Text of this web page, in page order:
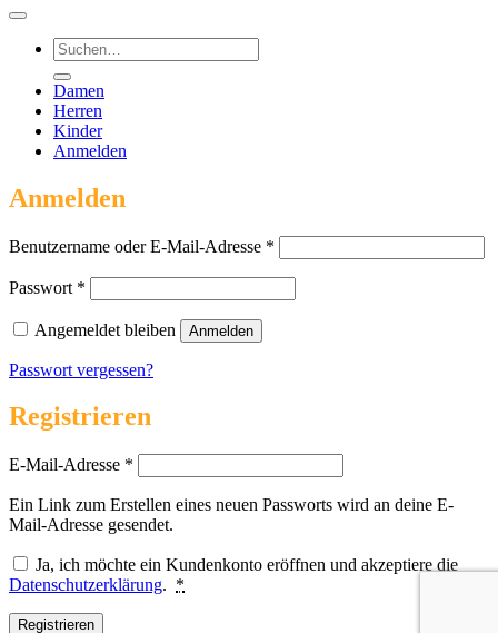
Suchen
nach:
Damen
Herren
Kinder
Anmelden
Anmelden
Benutzername oder E-Mail-Adresse *
Passwort *
Angemeldet bleiben Anmelden
Passwort vergessen?
Registrieren
E-Mail-Adresse *
Ein Link zum Erstellen eines neuen Passworts wird an deine E-
Mail-Adresse gesendet.
Ja, ich möchte ein Kundenkonto eröffnen und akzeptiere die
Datenschutzerklärung. *
Registrieren